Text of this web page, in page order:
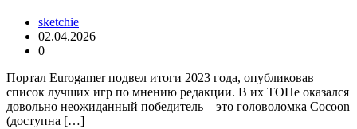
sketchie
02.04.2026
0
Портал Eurogamer подвел итоги 2023 года, опубликовав
список лучших игр по мнению редакции. В их ТОПе оказался
довольно неожиданный победитель – это головоломка Cocoon
(доступна […]